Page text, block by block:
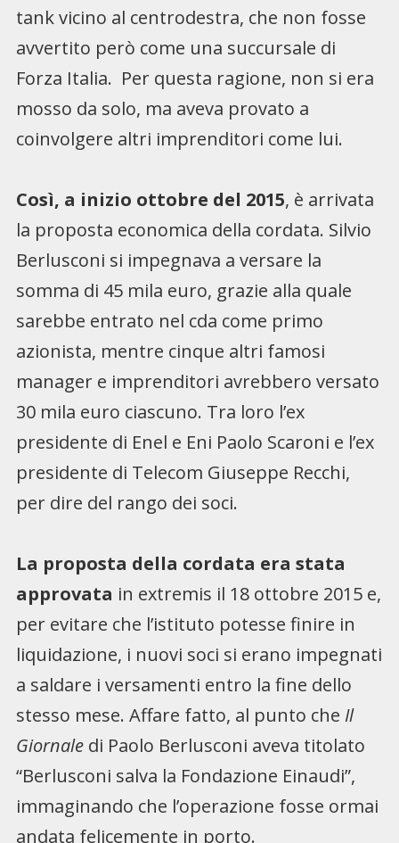
tank vicino al centrodestra, che non fosse
avvertito però come una succursale di
Forza Italia. Per questa ragione, non si era
mosso da solo, ma aveva provato a
coinvolgere altri imprenditori come lui.
Così, a inizio ottobre del 2015, è arrivata
la proposta economica della cordata. Silvio
Berlusconi si impegnava a versare la
somma di 45 mila euro, grazie alla quale
sarebbe entrato nel cda come primo
azionista, mentre cinque altri famosi
manager e imprenditori avrebbero versato
30 mila euro ciascuno. Tra loro l’ex
presidente di Enel e Eni Paolo Scaroni e l’ex
presidente di Telecom Giuseppe Recchi,
per dire del rango dei soci.
La proposta della cordata era stata
approvata in extremis il 18 ottobre 2015 e,
per evitare che l’istituto potesse finire in
liquidazione, i nuovi soci si erano impegnati
a saldare i versamenti entro la fine dello
stesso mese. Affare fatto, al punto che Il
Giornaledi Paolo Berlusconi aveva titolato
“Berlusconi salva la Fondazione Einaudi”,
immaginando che l’operazione fosse ormai
andata felicemente in porto.